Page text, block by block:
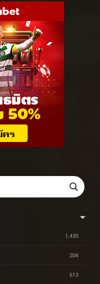
1,430
204
613